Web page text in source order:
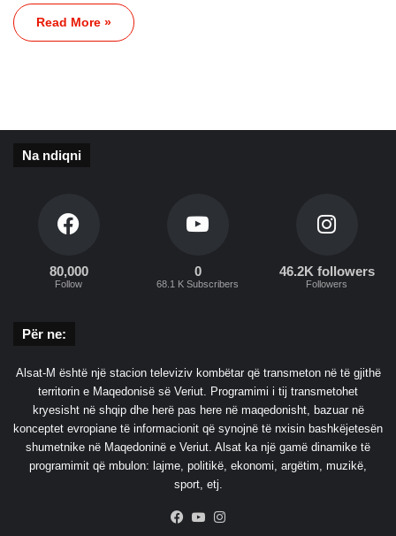
Read More »
Na ndiqni
80,000
Follow
0
68.1 K Subscribers
46.2K followers
Followers
Për ne:
Alsat-M është një stacion televiziv kombëtar që transmeton në të gjithë
territorin e Maqedonisë së Veriut. Programimi i tij transmetohet
kryesisht në shqip dhe herë pas here në maqedonisht, bazuar në
konceptet evropiane të informacionit që synojnë të nxisin bashkëjetesën
shumetnike në Maqedoninë e Veriut. Alsat ka një gamë dinamike të
programimit që mbulon: lajme, politikë, ekonomi, argëtim, muzikë,
sport, etj.
Facebook
YouTube